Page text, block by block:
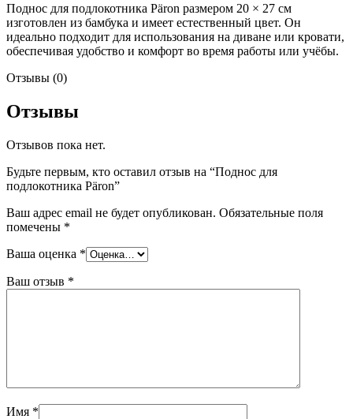
Поднос для подлокотника Päron размером 20 × 27 см
изготовлен из бамбука и имеет естественный цвет. Он
идеально подходит для использования на диване или кровати,
обеспечивая удобство и комфорт во время работы или учёбы.
Отзывы (0)
Отзывы
Отзывов пока нет.
Будьте первым, кто оставил отзыв на “Поднос для
подлокотника Päron”
Ваш адрес email не будет опубликован. Обязательные поля
помечены *
Ваша оценка *
Ваш отзыв *
Имя *